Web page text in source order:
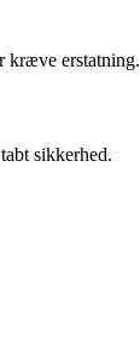
kræve erstatning.
sikkerhed.